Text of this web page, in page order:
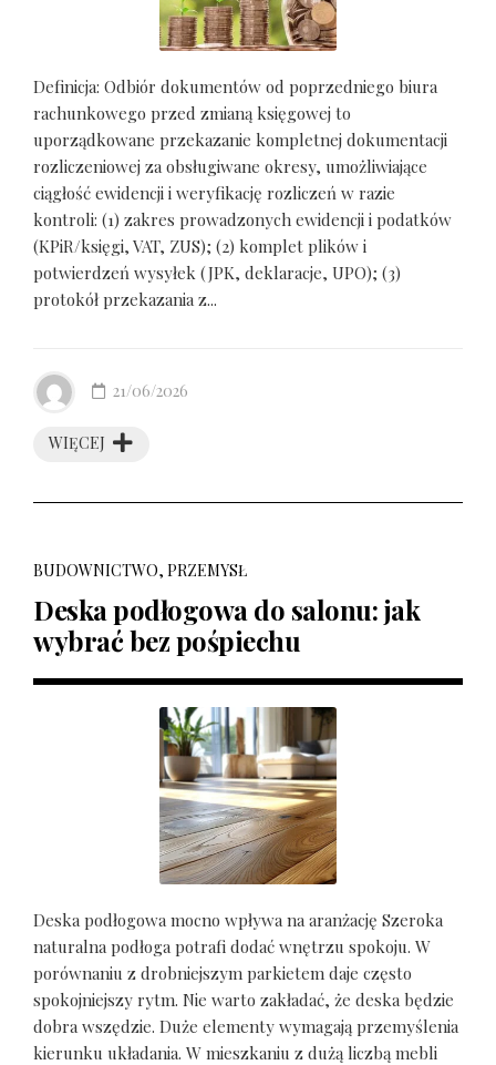
Definicja: Odbiór dokumentów od poprzedniego biura
rachunkowego przed zmianą księgowej to
uporządkowane przekazanie kompletnej dokumentacji
rozliczeniowej za obsługiwane okresy, umożliwiające
ciągłość ewidencji i weryfikację rozliczeń w razie
kontroli: (1) zakres prowadzonych ewidencji i podatków
(KPiR/księgi, VAT, ZUS); (2) komplet plików i
potwierdzeń wysyłek (JPK, deklaracje, UPO); (3)
protokół przekazania z...
WIĘCEJ
21/06/2026
BUDOWNICTWO, PRZEMYSŁ
Deska podłogowa do salonu: jak
wybrać bez pośpiechu
Deska podłogowa mocno wpływa na aranżację Szeroka
naturalna podłoga potrafi dodać wnętrzu spokoju. W
porównaniu z drobniejszym parkietem daje często
spokojniejszy rytm. Nie warto zakładać, że deska będzie
dobra wszędzie. Duże elementy wymagają przemyślenia
kierunku układania. W mieszkaniu z dużą liczbą mebli